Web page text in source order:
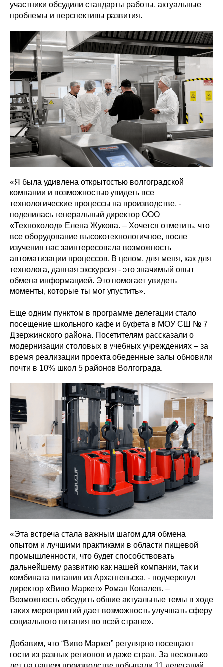
участники обсудили стандарты работы, актуальные
проблемы и перспективы развития.
«Я была удивлена открытостью волгоградской
компании и возможностью увидеть все
технологические процессы на производстве, -
поделилась генеральный директор ООО
«Технохолод» Елена Жукова. – Хочется отметить, что
все оборудование высокотехнологичное, после
изучения нас заинтересовала возможность
автоматизации процессов. В целом, для меня, как для
технолога, данная экскурсия - это значимый опыт
обмена информацией. Это помогает увидеть
моменты, которые ты мог упустить».
Еще одним пунктом в программе делегации стало
посещение школьного кафе и буфета в МОУ СШ № 7
Дзержинского района. Посетителям рассказали о
модернизации столовых в учебных учреждениях – за
время реализации проекта обеденные залы обновили
почти в 10% школ 5 районов Волгограда.
«Эта встреча стала важным шагом для обмена
опытом и лучшими практиками в области пищевой
промышленности, что будет способствовать
дальнейшему развитию как нашей компании, так и
комбината питания из Архангельска, - подчеркнул
директор «Виво Маркет» Роман Ковалев. –
Возможность обсудить общие актуальные темы в ходе
таких мероприятий дает возможность улучшать сферу
социального питания во всей стране».
Добавим, что “Виво Маркет” регулярно посещают
гости из разных регионов и даже стран. За несколько
лет на нашем производстве побывали 11 делегаций.